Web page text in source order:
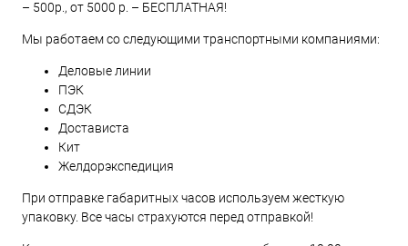
– 500р., от 5000 р. – БЕСПЛАТНАЯ!
Мы работаем со следующими транспортными компаниями:
Деловые линии
ПЭК
СДЭК
Достависта
Кит
Желдорэкспедиция
При отправке габаритных часов используем жесткую
упаковку. Все часы страхуются перед отправкой!